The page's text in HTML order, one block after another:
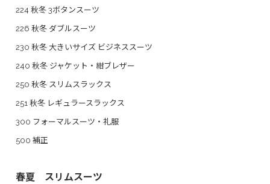
224 秋冬 3ボタンスーツ
226 秋冬 ダブルスーツ
230 秋冬 大きいサイズ ビジネススーツ
240 秋冬 ジャケット・紺ブレザー
250 秋冬 スリムスラックス
251 秋冬 レギュラースラックス
300 フォーマルスーツ・礼服
500 補正
春夏 スリムスーツ